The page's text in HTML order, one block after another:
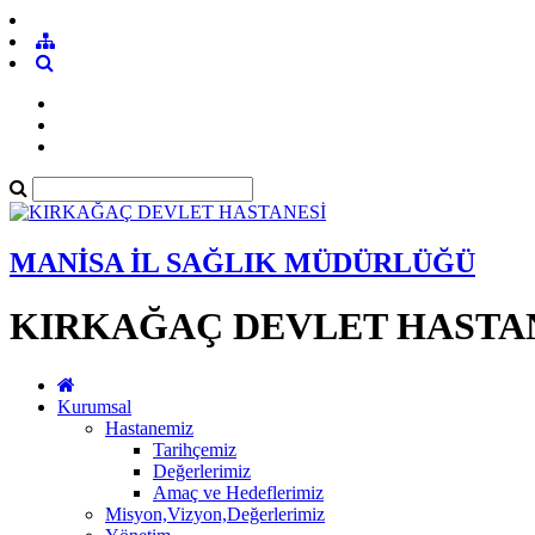
MANİSA İL SAĞLIK MÜDÜRLÜĞÜ
KIRKAĞAÇ DEVLET
Kurumsal
Hastanemiz
Tarihçemiz
Değerlerimiz
Amaç ve Hedeflerimiz
Misyon,Vizyon,Değerlerimiz